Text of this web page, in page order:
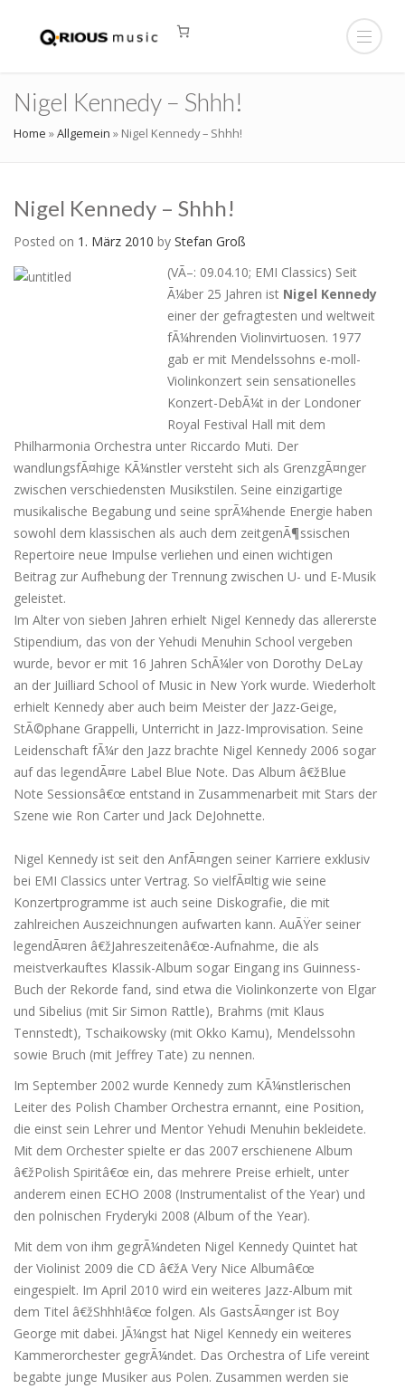
Nigel Kennedy – Shhh!
Home »Allgemein » Nigel Kennedy – Shhh!
Nigel Kennedy – Shhh!
Posted on 1. März 2010 by Stefan Groß
(VÃ–: 09.04.10; EMI Classics) Seit
Ã¼ber 25 Jahren ist Nigel Kennedy
einer der gefragtesten und weltweit
fÃ¼hrenden Violinvirtuosen. 1977
gab er mit Mendelssohns e-moll-
Violinkonzert sein sensationelles
Konzert-DebÃ¼t in der Londoner
Royal Festival Hall mit dem
Philharmonia Orchestra unter Riccardo Muti. Der
wandlungsfÃ¤hige KÃ¼nstler versteht sich als GrenzgÃ¤nger
zwischen verschiedensten Musikstilen. Seine einzigartige
musikalische Begabung und seine sprÃ¼hende Energie haben
sowohl dem klassischen als auch dem zeitgenÃ¶ssischen
Repertoire neue Impulse verliehen und einen wichtigen
Beitrag zur Aufhebung der Trennung zwischen U- und E-Musik
geleistet.
Im Alter von sieben Jahren erhielt Nigel Kennedy das allererste
Stipendium, das von der Yehudi Menuhin School vergeben
wurde, bevor er mit 16 Jahren SchÃ¼ler von Dorothy DeLay
an der Juilliard School of Music in New York wurde. Wiederholt
erhielt Kennedy aber auch beim Meister der Jazz-Geige,
StÃ©phane Grappelli, Unterricht in Jazz-Improvisation. Seine
Leidenschaft fÃ¼r den Jazz brachte Nigel Kennedy 2006 sogar
auf das legendÃ¤re Label Blue Note. Das Album â€žBlue
Note Sessionsâ€œ entstand in Zusammenarbeit mit Stars der
Szene wie Ron Carter und Jack DeJohnette.
Nigel Kennedy ist seit den AnfÃ¤ngen seiner Karriere exklusiv
bei EMI Classics unter Vertrag. So vielfÃ¤ltig wie seine
Konzertprogramme ist auch seine Diskografie, die mit
zahlreichen Auszeichnungen aufwarten kann. AuÃŸer seiner
legendÃ¤ren â€žJahreszeitenâ€œ-Aufnahme, die als
meistverkauftes Klassik-Album sogar Eingang ins Guinness-
Buch der Rekorde fand, sind etwa die Violinkonzerte von Elgar
und Sibelius (mit Sir Simon Rattle), Brahms (mit Klaus
Tennstedt), Tschaikowsky (mit Okko Kamu), Mendelssohn
sowie Bruch (mit Jeffrey Tate) zu nennen.
Im September 2002 wurde Kennedy zum KÃ¼nstlerischen
Leiter des Polish Chamber Orchestra ernannt, eine Position,
die einst sein Lehrer und Mentor Yehudi Menuhin bekleidete.
Mit dem Orchester spielte er das 2007 erschienene Album
â€žPolish Spiritâ€œ ein, das mehrere Preise erhielt, unter
anderem einen ECHO 2008 (Instrumentalist of the Year) und
den polnischen Fryderyki 2008 (Album of the Year).
Mit dem von ihm gegrÃ¼ndeten Nigel Kennedy Quintet hat
der Violinist 2009 die CD â€žA Very Nice Albumâ€œ
eingespielt. Im April 2010 wird ein weiteres Jazz-Album mit
dem Titel â€žShhh!â€œ folgen. Als GastsÃ¤nger ist Boy
George mit dabei. JÃ¼ngst hat Nigel Kennedy ein weiteres
Kammerorchester gegrÃ¼ndet. Das Orchestra of Life vereint
begabte junge Musiker aus Polen. Zusammen werden sie